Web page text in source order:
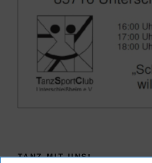
TANZ MIT UNS!